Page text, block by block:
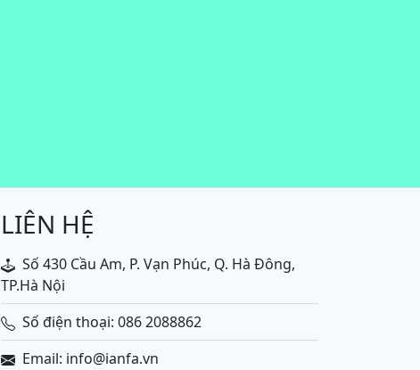
LIÊN HỆ
Số 430 Cầu Am, P. Vạn Phúc, Q. Hà Đông,
TP.Hà Nội
Số điện thoại: 086 2088862
Email: info@ianfa.vn